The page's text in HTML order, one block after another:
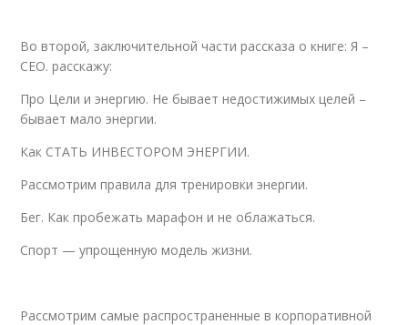
Во второй, заключительной части рассказа о книге: Я –
CEO. расскажу:
Про Цели и энергию. Не бывает недостижимых целей –
бывает мало энергии.
Как СТАТЬ ИНВЕСТОРОМ ЭНЕРГИИ.
Рассмотрим правила для тренировки энергии.
Бег. Как пробежать марафон и не облажаться.
Спорт — упрощенную модель жизни.
Рассмотрим самые распространенные в корпоративной